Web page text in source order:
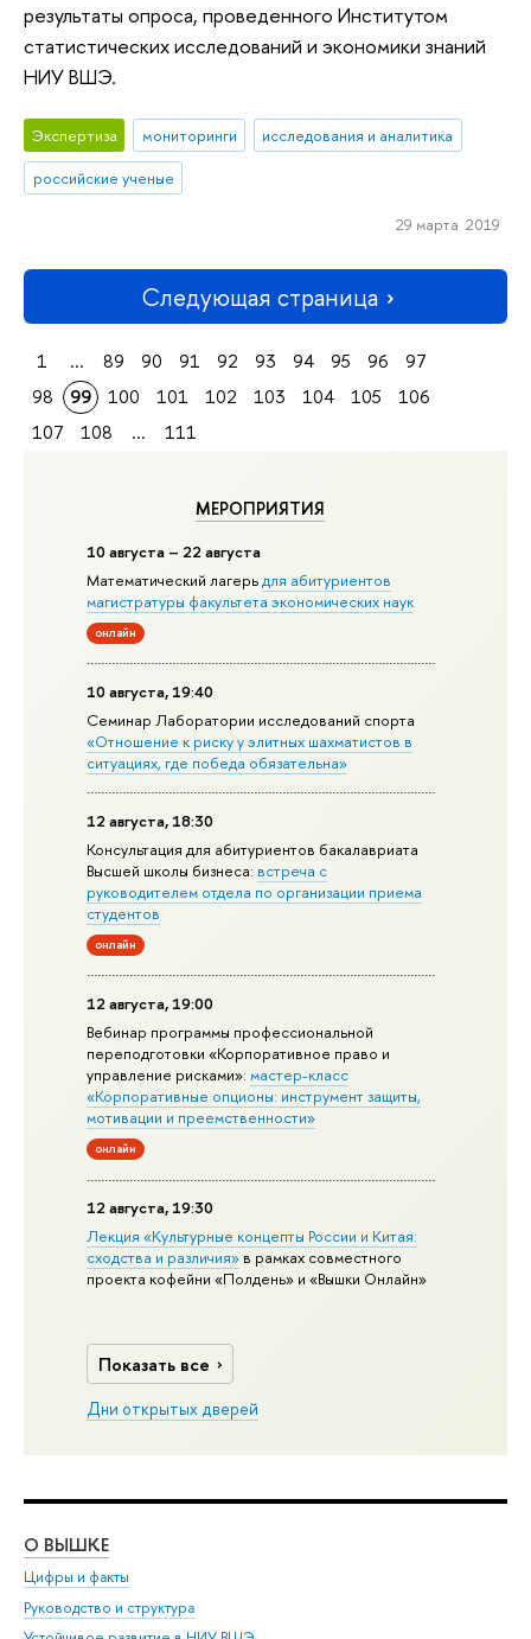
МЕРОПРИЯТИЯ
10 августа – 22 августа
Математический лагерьдля абитуриентов
магистратуры факультета экономических наук
онлайн
10 августа, 19:40
Семинар Лаборатории исследований спорта
«Отношение к риску у элитных шахматистов в
ситуациях, где победа обязательна»
12 августа, 18:30
Консультация для абитуриентов бакалавриата
Высшей школы бизнеса: встреча с
руководителем отдела по организации приема
студентов
онлайн
12 августа, 19:00
Вебинар программы профессиональной
переподготовки «Корпоративное право и
управление рисками»:мастер-класс
«Корпоративные опционы: инструмент защиты,
мотивации и преемственности»
онлайн
12 августа, 19:30
Лекция «Культурные концепты России и Китая:
сходства и различия» в рамках совместного
проекта кофейни «Полдень» и «Вышки Онлайн»
Показать все
Дни открытых дверей
результаты опроса, проведенного Институтом
статистических исследований и экономики знаний
НИУ ВШЭ.
Экспертиза мониторинги
исследования и аналитика
российские ученые
29 марта 2019
Следующая страница
1 ... 89 90 91 92 93 94 95 96
97
98
99 100 101 102 103 104 105
106
107
108 ... 111
О ВЫШКЕ
Цифры и факты
Руководство и структура